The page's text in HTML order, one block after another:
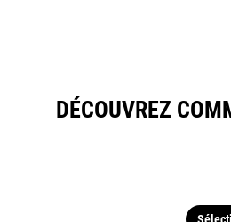
DÉCOUVREZ